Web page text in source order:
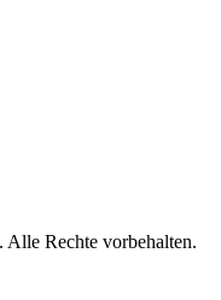
Rechte vorbehalten.